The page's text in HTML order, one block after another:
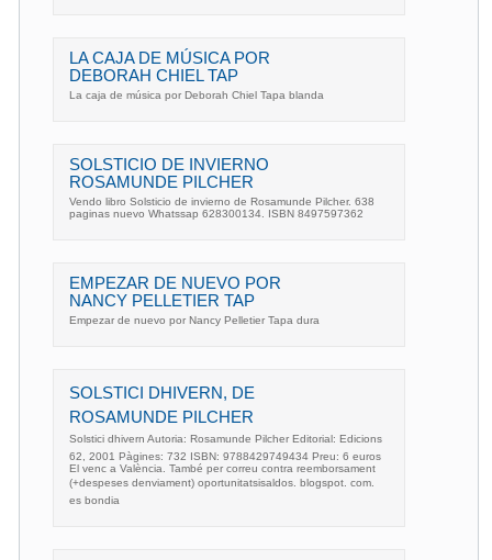
LA CAJA DE MÚSICA POR
DEBORAH CHIEL TAP
La caja de música por Deborah Chiel Tapa blanda
SOLSTICIO DE INVIERNO
ROSAMUNDE PILCHER
Vendo libro Solsticio de invierno de Rosamunde Pilcher. 638
paginas nuevo Whatssap 628300134. ISBN 8497597362
EMPEZAR DE NUEVO POR
NANCY PELLETIER TAP
Empezar de nuevo por Nancy Pelletier Tapa dura
SOLSTICI DHIVERN, DE
ROSAMUNDE PILCHER
Solstici dhivern Autoria: Rosamunde Pilcher Editorial: Edicions
62, 2001 Pàgines: 732 ISBN: 9788429749434 Preu: 6 euros
El venc a València. També per correu contra reemborsament
(+despeses denviament) oportunitatsisaldos. blogspot. com.
es bondia